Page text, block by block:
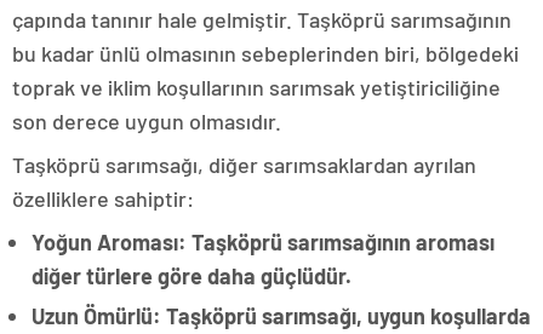
çapında tanınır hale gelmiştir. Taşköprü sarımsağının
bu kadar ünlü olmasının sebeplerinden biri, bölgedeki
toprak ve iklim koşullarının sarımsak yetiştiriciliğine
son derece uygun olmasıdır.
Taşköprü sarımsağı, diğer sarımsaklardan ayrılan
özelliklere sahiptir:
Yoğun Aroması: Taşköprü sarımsağının aroması
diğer türlere göre daha güçlüdür.
Uzun Ömürlü: Taşköprü sarımsağı, uygun koşullarda